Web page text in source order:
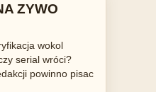
ZYWO
tematu Oscary
All at
streszczenie,